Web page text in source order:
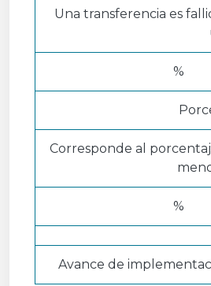
Una transferencia es
%
Corresponde al
%
Avance de